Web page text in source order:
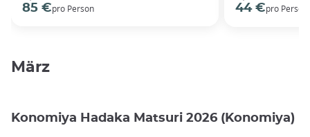
85 €pro Person
44 €pro Person
März
Konomiya Hadaka Matsuri 2026 (Konomiya)